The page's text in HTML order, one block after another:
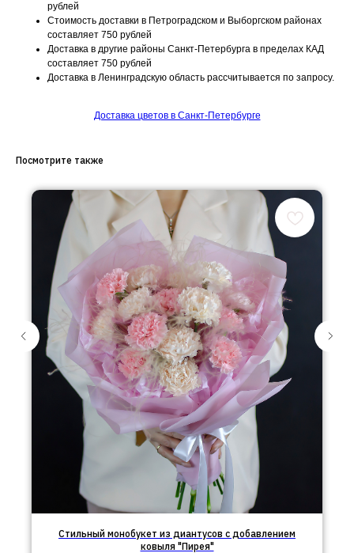
рублей
Стоимость доставки в Петроградском и Выборгском районах
составляет 750 рублей
Доставка в другие районы Санкт-Петербурга в пределах КАД
составляет 750 рублей
Доставка в Ленинградскую область рассчитывается по запросу.
Доставка цветов в Санкт-Петербурге
Посмотрите также
Стильный монобукет из диантусов с добавлением
ковыля "Пирея"